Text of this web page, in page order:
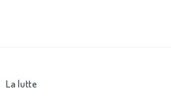
La lutte